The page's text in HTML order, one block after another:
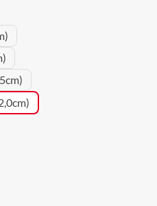
den gewünschten